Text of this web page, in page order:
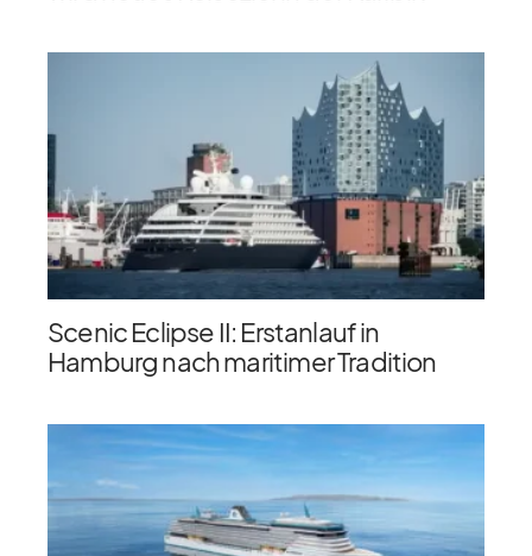
Scenic Eclipse II: Erstanlauf in
Hamburg nach maritimer Tradition